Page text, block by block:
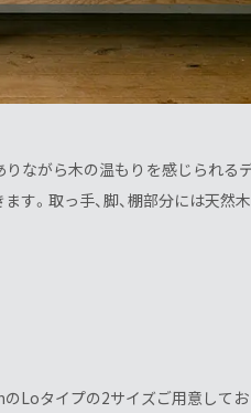
ながら木の温もりを感じられる
す。取っ手、脚、棚部分には天
Loタイプの2サイズご用意して